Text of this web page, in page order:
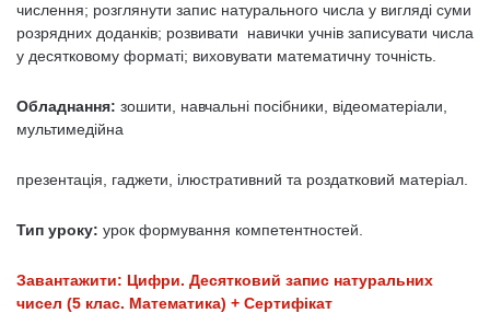
числення; розглянути запис натурального числа у вигляді суми
розрядних доданків; розвивати навички учнів за­писувати числа
у десятковому форматі; виховувати математичну точність.
Обладнання: зошити, навчальні посібники, відеоматеріали,
мультимедійна
презентація, гаджети, ілюстративний та роздатковий матеріал.
Тип уроку: урок формування компетентностей.
Завантажити: Цифри. Десятковий запис натуральних
чисел (5 клас. Математика) + Сертифікат